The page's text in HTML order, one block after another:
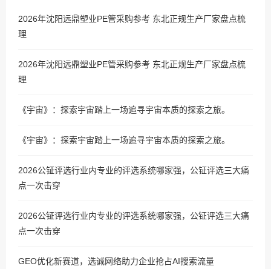
2026年沈阳远鼎塑业PE管采购参考 东北正规生产厂家盘点梳
理
2026年沈阳远鼎塑业PE管采购参考 东北正规生产厂家盘点梳
理
《宇宙》：探索宇宙踏上一场追寻宇宙本质的探索之旅。
《宇宙》：探索宇宙踏上一场追寻宇宙本质的探索之旅。
2026公钲评选行业内专业的评选系统哪家强，公钲评选三大痛
点一次击穿
2026公钲评选行业内专业的评选系统哪家强，公钲评选三大痛
点一次击穿
GEO优化新赛道，选诚网络助力企业抢占AI搜索流量